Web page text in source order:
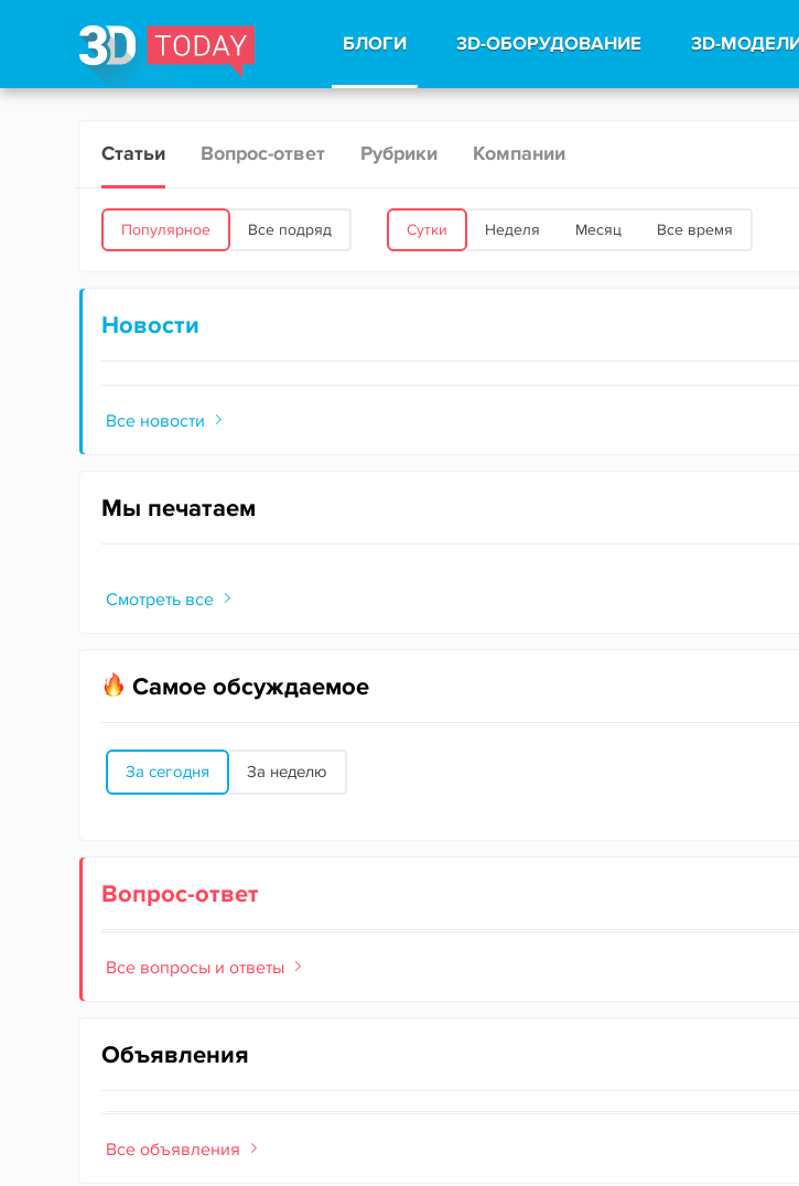
БЛОГИ 3D-ОБОРУДОВАНИЕ 3D-
Статьи Вопрос-ответ Рубрики Компании
Популярное Все подряд Сутки Неделя Месяц Все время
Новости
Все новости
Мы печатаем
Смотреть все
Самое обсуждаемое
За сегодня За неделю
Вопрос-ответ
Все вопросы и ответы
Объявления
Все объявления